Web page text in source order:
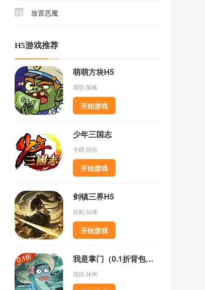
10 放置恶魔
H5游戏推荐
萌萌方块H5
塔防·策略
开始游戏
少年三国志
卡牌·回合
开始游戏
剑镇三界H5
挂机·仙侠
开始游戏
我是掌门（0.1折背包乱斗）
塔防·休闲